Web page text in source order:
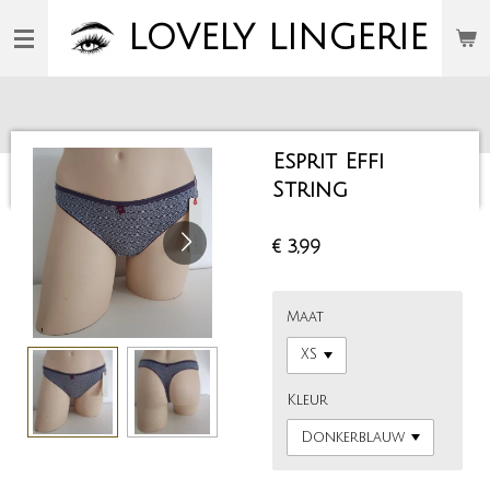
direct
LOVELY LINGERIE
Esprit Effi
String
€ 3,99
Maat
Kleur